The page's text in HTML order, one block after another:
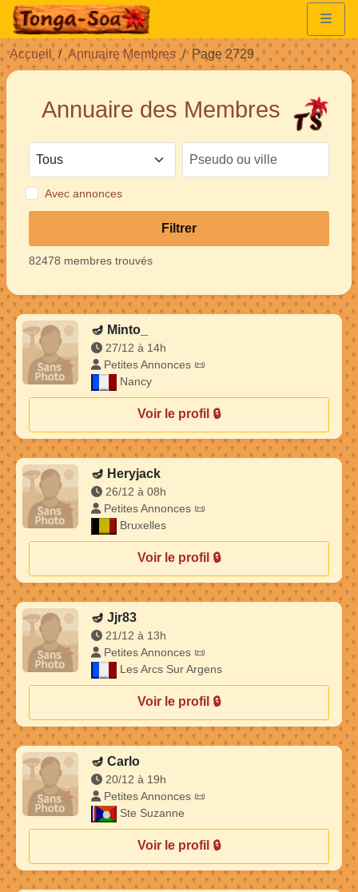
Accueil Annuaire Membres Page 2729
Annuaire des Membres
Avec annonces
Filtrer
82478 membres trouvés
🪔 Minto_
27/12 à 14h
Petites Annonces 📜
Nancy
Voir le profil 🔒
🪔 Heryjack
26/12 à 08h
Petites Annonces 📜
Bruxelles
Voir le profil 🔒
🪔 Jjr83
21/12 à 13h
Petites Annonces 📜
Les Arcs Sur Argens
Voir le profil 🔒
🪔 Carlo
20/12 à 19h
Petites Annonces 📜
Ste Suzanne
Voir le profil 🔒